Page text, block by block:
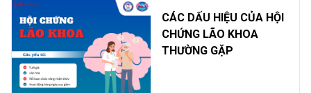
CÁC DẤU HIỆU CỦA HỘI
CHỨNG LÃO KHOA
THƯỜNG GẶP